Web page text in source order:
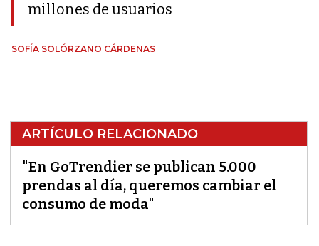
millones de usuarios
SOFÍA SOLÓRZANO CÁRDENAS
ARTÍCULO RELACIONADO
"En GoTrendier se publican 5.000
prendas al día, queremos cambiar el
consumo de moda"